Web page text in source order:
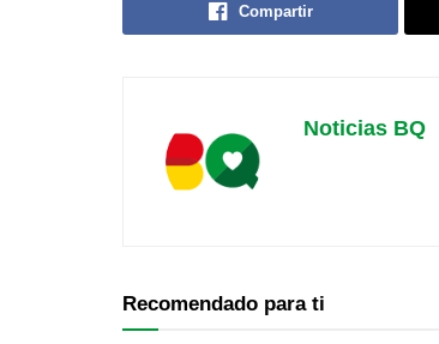
Compartir
Noticias BQ
Recomendado para ti